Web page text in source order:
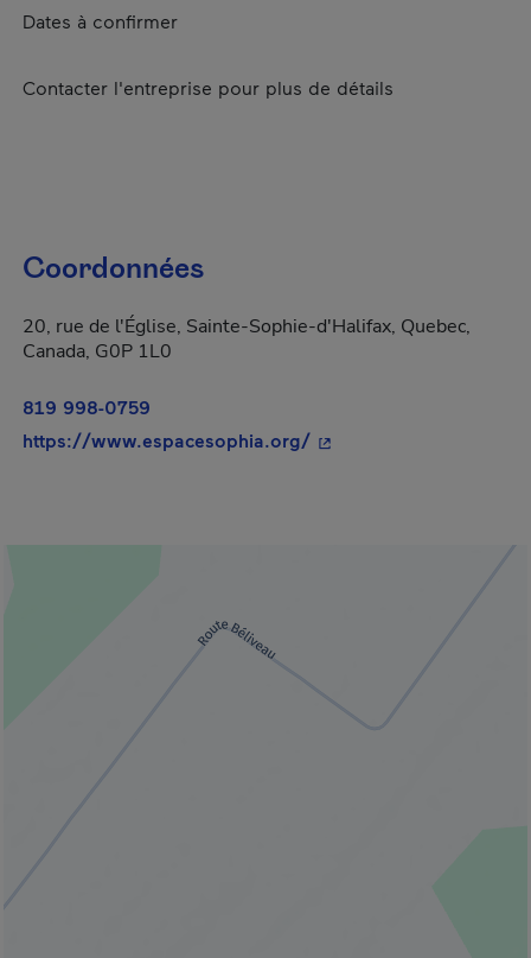
Dates à confirmer
Contacter l'entreprise pour plus de détails
Coordonnées
20, rue de l'Église, Sainte-Sophie-d'Halifax, Quebec,
Canada, G0P 1L0
819 998-0759
https://www.espacesophia.org/- Cet hyperlien